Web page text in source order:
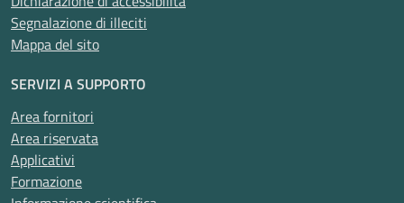
Segnalazione di illeciti
Mappa del sito
SERVIZI A SUPPORTO
Area fornitori
Area riservata
Applicativi
Formazione